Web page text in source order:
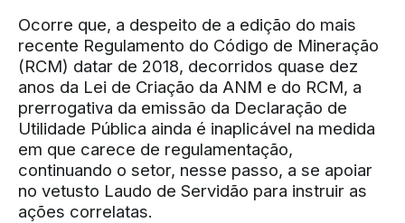
Ocorre que, a despeito de a edição do mais
recente Regulamento do Código de Mineração
(RCM) datar de 2018, decorridos quase dez
anos da Lei de Criação da ANM e do RCM, a
prerrogativa da emissão da Declaração de
Utilidade Pública ainda é inaplicável na medida
em que carece de regulamentação,
continuando o setor, nesse passo, a se apoiar
no vetusto Laudo de Servidão para instruir as
ações correlatas.